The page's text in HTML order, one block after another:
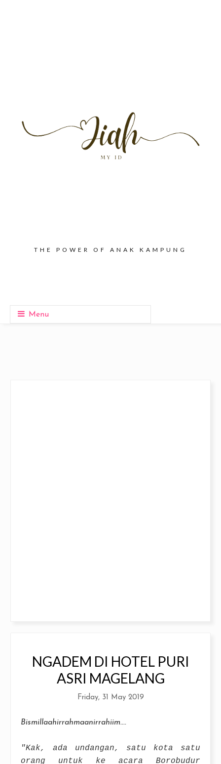
THE POWER OF ANAK KAMPUNG
Menu
NGADEM DI HOTEL PURI
ASRI MAGELANG
Friday, 31 May 2019
Bismillaahirrahmaanirrahiim....
"Kak, ada undangan, satu kota satu
orang untuk ke acara Borobudur